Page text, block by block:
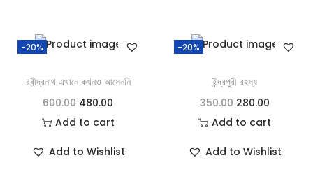
-20%
রবীন্দ্রনাথ এখানে কখনও আসেননি
600.00 480.00
Add to cart
Add to Wishlist
-20%
ইন্দ্রপুরী রহস্য
350.00 280.00
Add to cart
Add to Wishlist